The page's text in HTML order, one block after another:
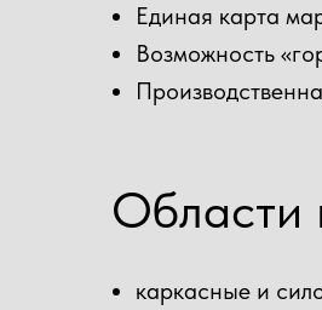
Области
Единая карта
Возможность
каркасные и